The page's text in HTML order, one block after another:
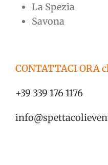
La Spezia
Savona
CONTATTACI ORA
+39 339 176 1176